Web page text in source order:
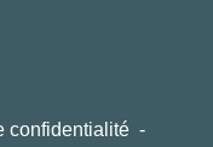
confidentialité -